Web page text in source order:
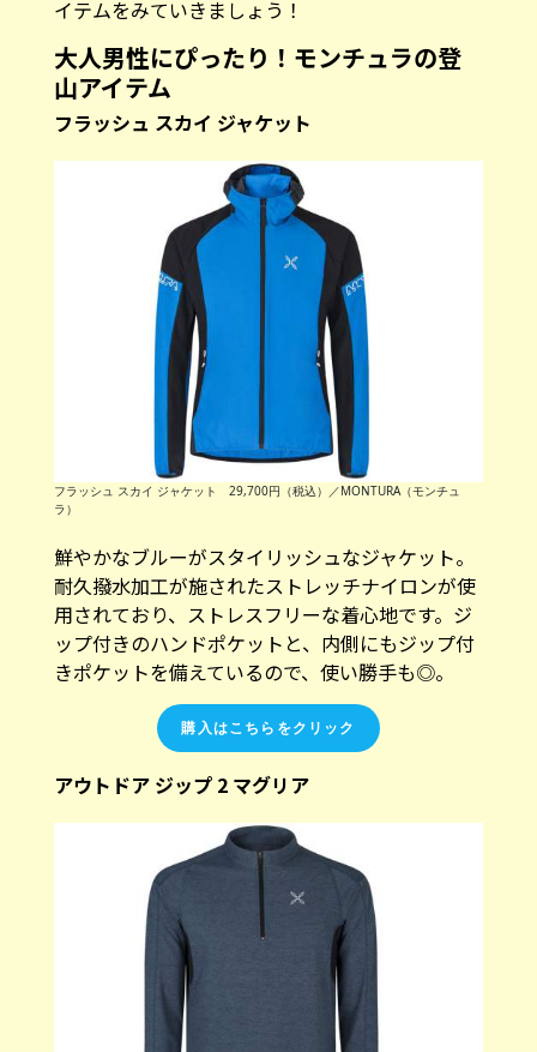
イテムをみていきましょう！
大人男性にぴったり！モンチュラの登
山アイテム
フラッシュ スカイ ジャケット
フラッシュ スカイ ジャケット 29,700円（税込）／MONTURA（モンチュ
ラ）
鮮やかなブルーがスタイリッシュなジャケット。
耐久撥水加工が施されたストレッチナイロンが使
用されており、ストレスフリーな着心地です。ジ
ップ付きのハンドポケットと、内側にもジップ付
きポケットを備えているので、使い勝手も◎。
購入はこちらをクリック
アウトドア ジップ 2 マグリア